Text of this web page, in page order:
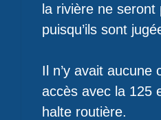
la rivière ne seront
puisqu’ils sont
Il n’y avait aucune
accès avec la 125
halte routière.